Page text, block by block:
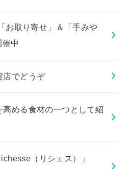
お取り寄せ」＆「手みや
中
店でどうぞ
高める食材の一つとして紹
（リシェス）」